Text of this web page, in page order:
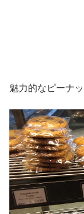
魅力的なピーナ